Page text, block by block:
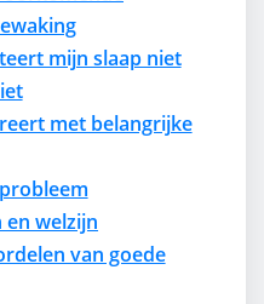
mijn slaap niet
met belangrijke
en welzijn
van goede